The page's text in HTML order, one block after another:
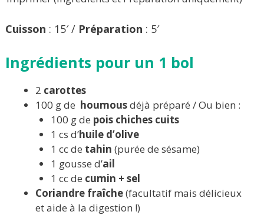
Cuisson : 15′ / Préparation : 5′
Ingrédients pour un 1 bol
2 carottes
100 g de houmousdéjà préparé / Ou bien :
100 g de pois chiches cuits
1 cs d’huile d’olive
1 cc de tahin (purée de sésame)
1 gousse d’ail
1 cc de cumin + sel
Coriandre fraîche(facultatif mais délicieux
et aide à la digestion !)